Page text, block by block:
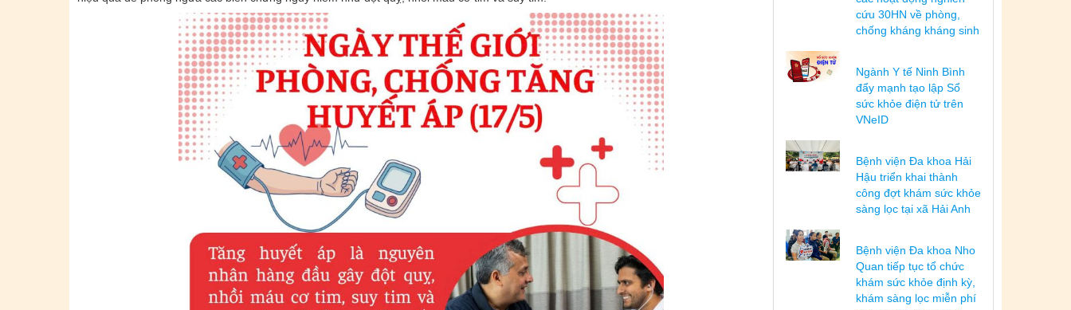
cứu 30HN về phòng,
chống kháng kháng sinh
Ngành Y tế Ninh Bình
đẩy mạnh tạo lập Sổ
sức khỏe điện tử trên
VNeID
Bệnh viện Đa khoa Hải
Hậu triển khai thành
công đợt khám sức khỏe
sàng lọc tại xã Hải Anh
Bệnh viện Đa khoa Nho
Quan tiếp tục tổ chức
khám sức khỏe định kỳ,
khám sàng lọc miễn phí